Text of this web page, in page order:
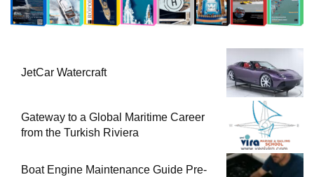
JetCar Watercraft
Gateway to a Global Maritime Career
from the Turkish Riviera
Boat Engine Maintenance Guide Pre-